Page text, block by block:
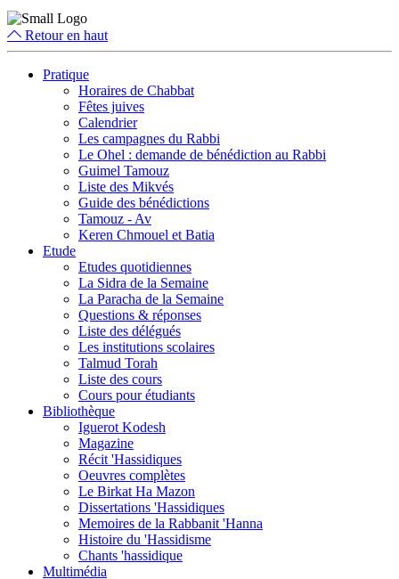
Retour en haut
Pratique
Horaires de Chabbat
Fêtes juives
Calendrier
Les campagnes du Rabbi
Le Ohel : demande de bénédiction au Rabbi
Guimel Tamouz
Liste des Mikvés
Guide des bénédictions
Tamouz - Av
Keren Chmouel et Batia
Etude
Etudes quotidiennes
La Sidra de la Semaine
La Paracha de la Semaine
Questions & réponses
Liste des délégués
Les institutions scolaires
Talmud Torah
Liste des cours
Cours pour étudiants
Bibliothèque
Iguerot Kodesh
Magazine
Récit 'Hassidiques
Oeuvres complètes
Le Birkat Ha Mazon
Dissertations 'Hassidiques
Memoires de la Rabbanit 'Hanna
Histoire du 'Hassidisme
Chants 'hassidique
Multimédia